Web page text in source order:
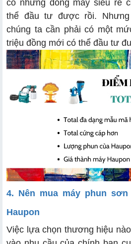
có những dòng máy siêu rẻ
thể đầu tư được rồi.
chúng ta cần phải có một
triệu đồng mới có thể đầu tư
4. Nên mua máy phun
Haupon
Việc lựa chọn thương hiệu